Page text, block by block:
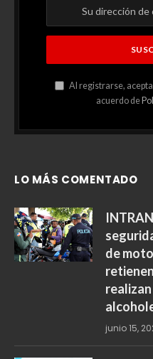
Al registrarse,
acuerdo de
LO MÁS COMENTADO
de
junio 15,